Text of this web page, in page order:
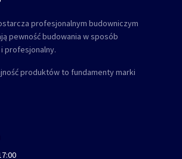
profesjonalnym budowniczym
pewność budowania w sposób
profesjonalny.
produktów to fundamenty marki